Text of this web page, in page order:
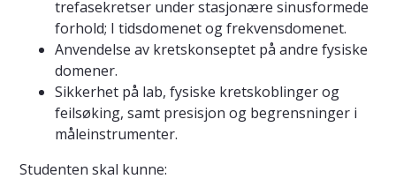
trefasekretser under stasjonære sinusformede
forhold; I tidsdomenet og frekvensdomenet.
Anvendelse av kretskonseptet på andre fysiske
domener.
Sikkerhet på lab, fysiske kretskoblinger og
feilsøking, samt presisjon og begrensninger i
måleinstrumenter.
Studenten skal kunne: